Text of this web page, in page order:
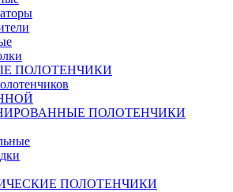
ПОЛОТЕНЧИКИ
ПОЛОТЕНЧИКИ
ПОЛОТЕНЧИКИ